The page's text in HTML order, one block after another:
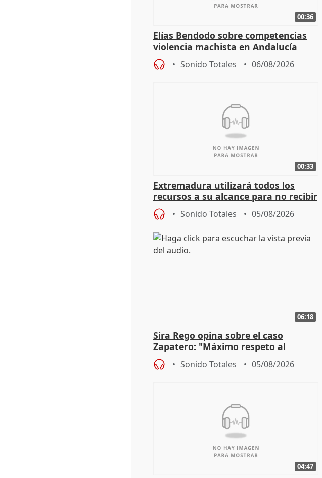
00:36
Elías Bendodo sobre competencias
violencia machista en Andalucía
Sonido Totales 06/08/2026
00:33
Extremadura utilizará todos los
recursos a su alcance para no recibir
más menores migrantes
Sonido Totales 05/08/2026
06:18
Sira Rego opina sobre el caso
Zapatero: "Máximo respeto al
proceso judicial"
Sonido Totales 05/08/2026
04:47